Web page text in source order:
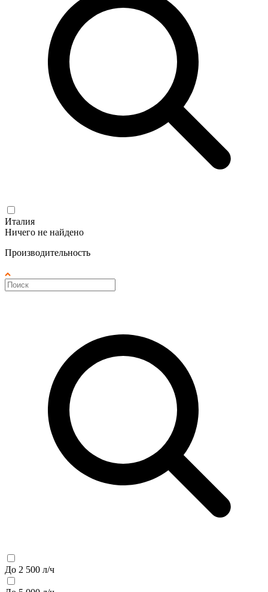
Италия
Ничего не найдено
Производительность
До 2 500 л/ч